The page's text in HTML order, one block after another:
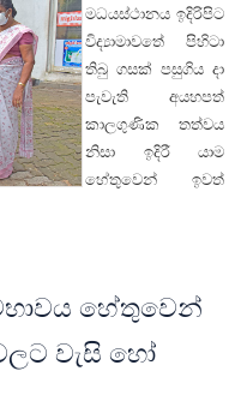
මධයස්ථානය ඉදිරිපිට
විද්‍යාමාවතේ පිහිටා
තිබු ගසක් පසුගිය දා
පැවැති අයහපත්
කාලගුණික තත්වය
නිසා ඉදිරී යාම
හේතුවෙන් ඉවත්
හේතුවෙන්
වැසි හෝ